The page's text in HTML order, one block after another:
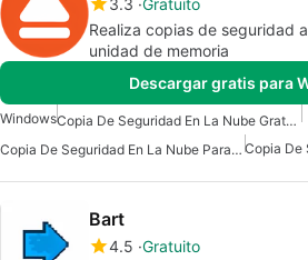
3.3 Gratuito
Realiza copias de seguridad
unidad de memoria
Descargar gratis para
Windows
Copia De Seguridad En La Nube Gratuita Para Windows
Copia De Seguridad En La Nube Para Windows Copia De
Bart
4.5 Gratuito